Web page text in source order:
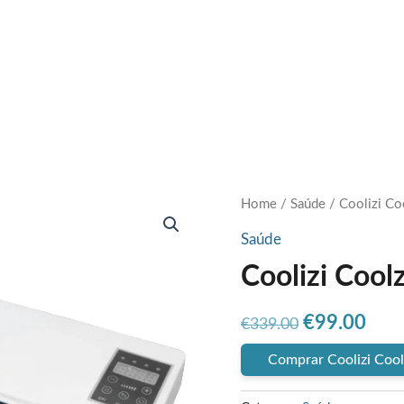
Home /Saúde / Coolizi
Saúde
Coolizi
€339.00 Original
price
was:
€99.00
is:
Comprar Coolizi